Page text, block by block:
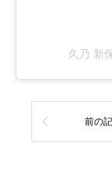
久乃 新
前の